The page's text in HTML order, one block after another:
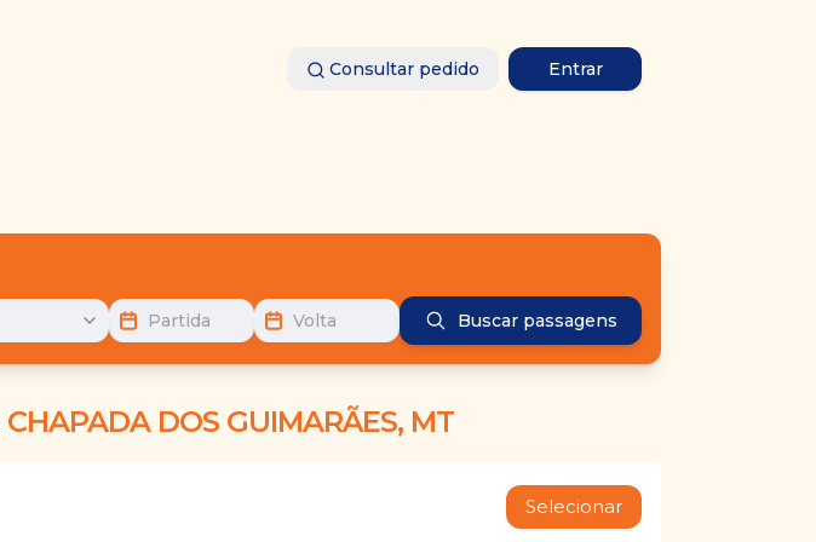
Consultar pedido Entrar
Partida Volta Buscar passagens
CHAPADA DOS GUIMARÃES, MT
Selecionar